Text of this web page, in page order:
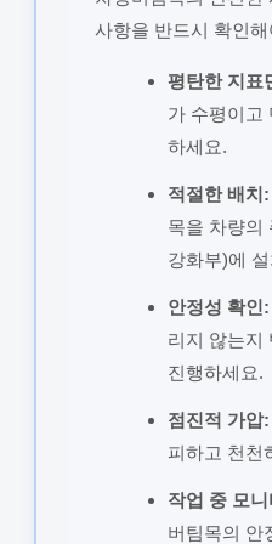
사항을 반드시 확인
평탄한 지표
가 수평이고
하세요.
적절한 배치:
목을 차량의
강화부)에
안정성 확인:
리지 않는지
진행하세요.
점진적 가압:
피하고 천천
작업 중 모
버팀목의 안